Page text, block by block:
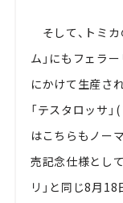
そして、トミ
ム」にもフェラ
にかけて生産さ
「テスタロッサ
はこちらもノー
売記念仕様とし
リ」と同じ8月18